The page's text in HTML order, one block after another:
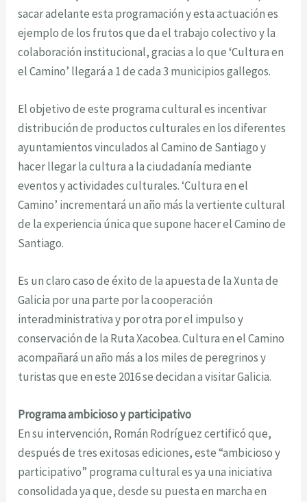
sacar adelante esta programación y esta actuación es
ejemplo de los frutos que da el trabajo colectivo y la
colaboración institucional, gracias a lo que ‘Cultura en
el Camino’ llegará a 1 de cada 3 municipios gallegos.
El objetivo de este programa cultural es incentivar
distribución de productos culturales en los diferentes
ayuntamientos vinculados al Camino de Santiago y
hacer llegar la cultura a la ciudadanía mediante
eventos y actividades culturales. ‘Cultura en el
Camino’ incrementará un año más la vertiente cultural
de la experiencia única que supone hacer el Camino de
Santiago.
Es un claro caso de éxito de la apuesta de la Xunta de
Galicia por una parte por la cooperación
interadministrativa y por otra por el impulso y
conservación de la Ruta Xacobea. Cultura en el Camino
acompañará un año más a los miles de peregrinos y
turistas que en este 2016 se decidan a visitar Galicia.
Programa ambicioso y participativo
En su intervención, Román Rodríguez certificó que,
después de tres exitosas ediciones, este “ambicioso y
participativo” programa cultural es ya una iniciativa
consolidada ya que, desde su puesta en marcha en